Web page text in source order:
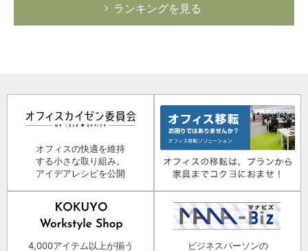
ランキングを見る
オフィスの快適を維持
する小さな取り組み。
アイデアレシピを公開
4,000アイテム以上が揃う
ビジネスパーソンの